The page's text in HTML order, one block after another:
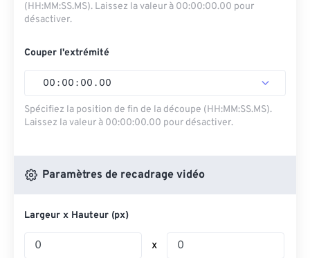
(HH:MM:SS.MS). Laissez la valeur à 00:00:00.00 pour
désactiver.
Couper l'extrémité
00 : 00 : 00 . 00
Spécifiez la position de fin de la découpe (HH:MM:SS.MS).
Laissez la valeur à 00:00:00.00 pour désactiver.
Paramètres de recadrage vidéo
Largeur x Hauteur (px)
x